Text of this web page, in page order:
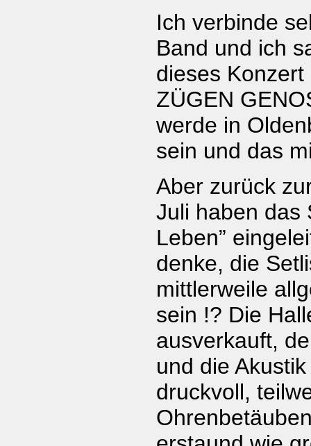
Ich verbinde
Band und ich
dieses
ZÜGEN
werde in
sein und das
Aber zurück
Juli haben das
Leben”
denke, die
mittlerweile
sein !? Die
ausverkauft,
und die
druckvoll,